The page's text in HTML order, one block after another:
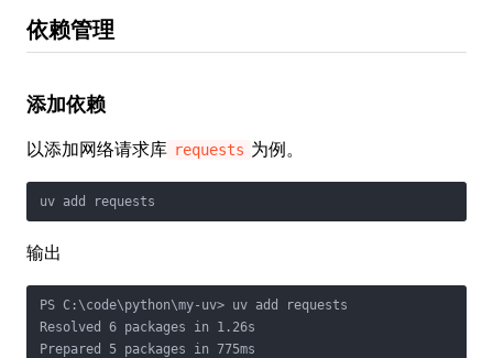
依赖管理
添加依赖
以添加网络请求库 requests 为例。
输出
PS C:\code\python\my-uv> uv add requests
Resolved 6 packages in 1.26s
Prepared 5 packages in 775ms